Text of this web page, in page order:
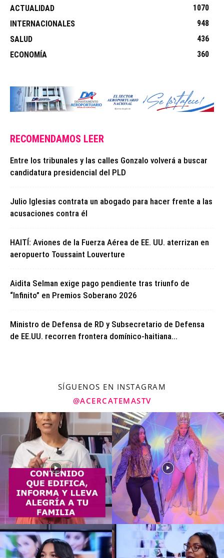
ACTUALIDAD
1070
INTERNACIONALES
948
SALUD
436
ECONOMÍA
360
RECOMENDAMOS LEER
Entre los tribunales y las calles Gonzalo volverá a buscar
candidatura presidencial del PLD
Julio Iglesias contrata un abogado para hacer frente a las
acusaciones contra él
HAITÍ: Aviones de la Fuerza Aérea de EE. UU. aterrizan en
aeropuerto Toussaint Louverture
Aidita Selman exige pago pendiente tras triunfo de
“Infinito” en Premios Soberano 2026
Ministro de Defensa de RD y Subsecretario de Defensa
de EE.UU. recorren frontera domínico-haitiana...
SÍGUENOS EN INSTAGRAM
@ACERCATEMASTV